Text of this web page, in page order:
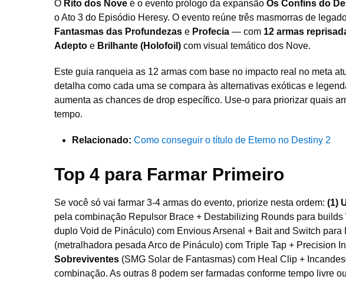
O Rito dos Nove é o evento prólogo da expansão Os Confins do
o Ato 3 do Episódio Heresy. O evento reúne três masmorras de
Fantasmas das Profundezas e Profecia — com 12 armas
Adepto e Brilhante (Holofoil) com visual temático dos Nove.
Este guia ranqueia as 12 armas com base no impacto real no meta
detalha como cada uma se compara às alternativas exóticas e
aumenta as chances de drop específico. Use-o para priorizar quais
tempo.
Relacionado: Como conseguir o título de Eterno no Destiny 2
Top 4 para Farmar Primeiro
Se você só vai farmar 3-4 armas do evento, priorize nesta ordem: (1)
pela combinação Repulsor Brace + Destabilizing Rounds para builds
duplo Void de Pináculo) com Envious Arsenal + Bait and Switch para
(metralhadora pesada Arco de Pináculo) com Triple Tap + Precision
Sobreviventes (SMG Solar de Fantasmas) com Heal Clip +
combinação. As outras 8 podem ser farmadas conforme tempo livre